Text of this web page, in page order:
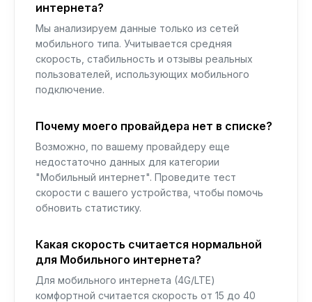
интернета?
Мы анализируем данные только из сетей
мобильного типа. Учитывается средняя
скорость, стабильность и отзывы реальных
пользователей, использующих мобильного
подключение.
Почему моего провайдера нет в списке?
Возможно, по вашему провайдеру еще
недостаточно данных для категории
"Мобильный интернет". Проведите тест
скорости с вашего устройства, чтобы помочь
обновить статистику.
Какая скорость считается нормальной
для Мобильного интернета?
Для мобильного интернета (4G/LTE)
комфортной считается скорость от 15 до 40